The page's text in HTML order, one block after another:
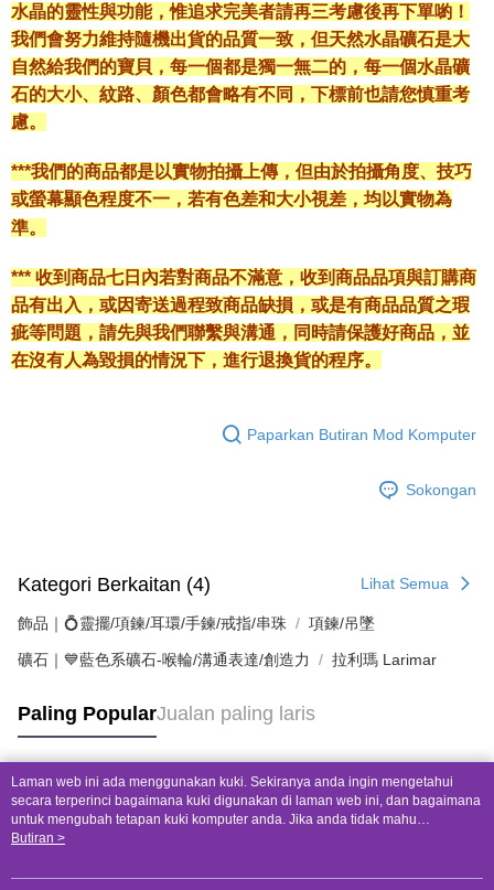
水晶的靈性與功能，惟追求完美者請再三考慮後再下單喲！
我們會努力維持隨機出貨的品質一致，但天然水晶礦石是大
自然給我們的寶貝，每一個都是獨一無二的，每一個水晶礦
石的大小、紋路、顏色都會略有不同，下標前也請您慎重考
慮。
***我們的商品都是以實物拍攝上傳，但由於拍攝角度、技巧
或螢幕顯色程度不一，若有色差和大小視差，均以實物為
準。
*** 收到商品七日內若對商品不滿意，收到商品品項與訂購商
品有出入，或因寄送過程致商品缺損，或是有商品品質之瑕
疵等問題，請先與我們聯繫與溝通，同時請保護好商品，並
在沒有人為毀損的情況下，進行退換貨的程序。
Paparkan Butiran Mod Komputer
Sokongan
Kategori Berkaitan (4) Lihat Semua
飾品｜💍靈擺/項鍊/耳環/手鍊/戒指/串珠 項鍊/吊墜
礦石｜💙藍色系礦石-喉輪/溝通表達/創造力 拉利瑪 Larimar
Paling PopularJualan paling laris
Tag Popular
Laman web ini ada menggunakan kuki. Sekiranya anda ingin mengetahui
secara terperinci bagaimana kuki digunakan di laman web ini, dan bagaimana
untuk mengubah tetapan kuki komputer anda. Jika anda tidak mahu
menggunakan kuki di komputer anda, sila rujuk penerangan mengenai kuki.
mengetahui secara terperinci bagaimana kuki digunakan di laman web ini,
Butiran >